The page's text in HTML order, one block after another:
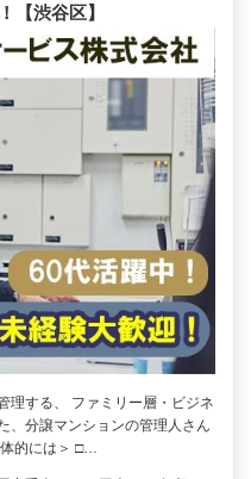
【渋谷区】
理する、 ファミリー層・ビジネ
、分譲マンションの管理人さん
的には＞ □…